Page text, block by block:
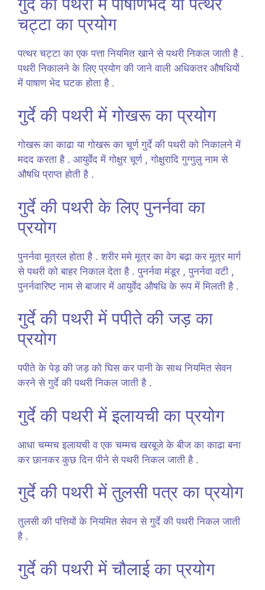
चट्टा का प्रयोग
पत्थर चट्टा का एक पत्ता नियमित खाने से पथरी निकल जाती है .
पथरी निकालने के लिए प्रयोग की जाने वाली अधिकतर औषधियों
में पाषाण भेद घटक होता है .
गुर्दे की पथरी में गोखरू का प्रयोग
गोखरू का काढा या गोखरू का चूर्ण गुर्दे की पथरी को निकालने में
मदद करता है . आयुर्वेद में गोक्षुर चूर्ण , गोक्षुरादि गुग्गुलु नाम से
औषधि प्राप्त होती है .
गुर्दे की पथरी के लिए पुनर्नवा का
प्रयोग
पुनर्नवा मूत्रल होता है . शरीर ममे मूत्र का वेग बढ़ा कर मूत्र मार्ग
से पथरी को बाहर निकाल देता है . पुनर्नवा मंडूर , पुनर्नवा वटी ,
पुनर्नवारिष्ट नाम से बाजार में आयुर्वेद औषधि के रूप में मिलती है .
गुर्दे की पथरी में पपीते की जड़ का
प्रयोग
पपीते के पेड़ की जड़ को घिस कर पानी के साथ नियमित सेवन
करने से गुर्दे की पथरी निकल जाती है .
गुर्दे की पथरी में इलायची का प्रयोग
आधा चम्मच इलायची व एक चम्मच खरबूजे के बीज का काढा बना
कर छानकर कुछ दिन पीने से पथरी निकल जाती है .
गुर्दे की पथरी में तुलसी पत्र का प्रयोग
तुलसी की पत्तियों के नियमित सेवन से गुर्दे की पथरी निकल जाती
है .
गुर्दे की पथरी में चौलाई का प्रयोग